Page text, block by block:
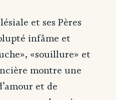
et ses Pères
infâme et
«souillure» et
montre une
et de